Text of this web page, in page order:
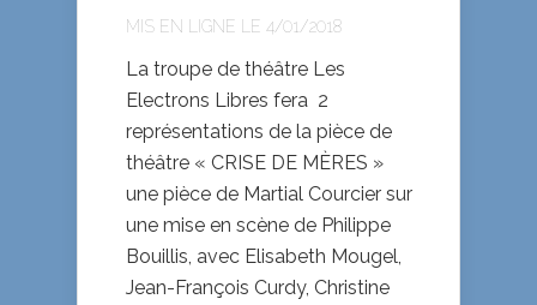
MIS EN LIGNE LE 4/01/2018
La troupe de théâtre Les
Electrons Libres fera 2
représentations de la pièce de
théâtre « CRISE DE MÈRES »
une pièce de Martial Courcier sur
une mise en scène de Philippe
Bouillis, avec Elisabeth Mougel,
Jean-François Curdy, Christine